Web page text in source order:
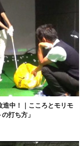
造中！｜こころとモリモ
打ち方」